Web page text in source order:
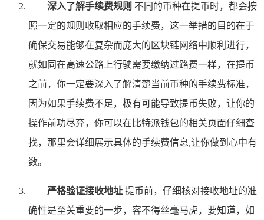
深入了解手续费规则 不同的币种在提币时，都会按
照一定的规则收取相应的手续费，这一举措的目的在于
确保交易能够在复杂而庞大的区块链网络中顺利进行，
就如同在高速公路上行驶需要缴纳过路费一样，在提币
之前，你一定要深入了解清楚当前币种的手续费标准，
因为如果手续费不足，极有可能导致提币失败，让你的
操作前功尽弃，你可以在比特派钱包的相关页面仔细查
找，那里会详细展示具体的手续费信息,让你做到心中有
数。
严格验证接收地址 提币前，仔细核对接收地址的准
确性是至关重要的一步，容不得丝毫马虎，要知道，如